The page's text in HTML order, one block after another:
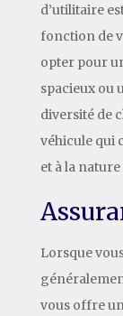
d’utilitaire
fonction de
opter pour
spacieux ou
diversité de
véhicule qui
et à la
Lorsque
vous offre